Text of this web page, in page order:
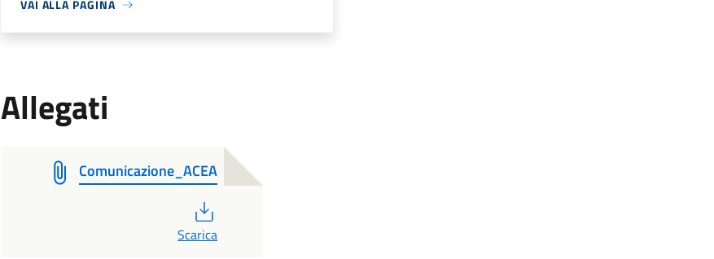
VAI ALLA PAGINA
Allegati
Comunicazione_ACEA
Scarica